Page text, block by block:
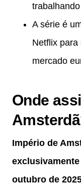
A série é
Netflix para
mercado
Onde
Império de
outubro de